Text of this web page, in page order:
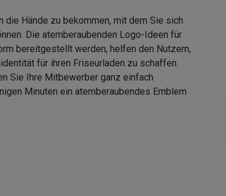
die Hände zu bekommen, mit dem Sie sich
Die atemberaubenden Logo-Ideen für
bereitgestellt werden, helfen den Nutzern,
für ihren Friseurladen zu schaffen.
Sie Ihre Mitbewerber ganz einfach
Minuten ein atemberaubendes Emblem